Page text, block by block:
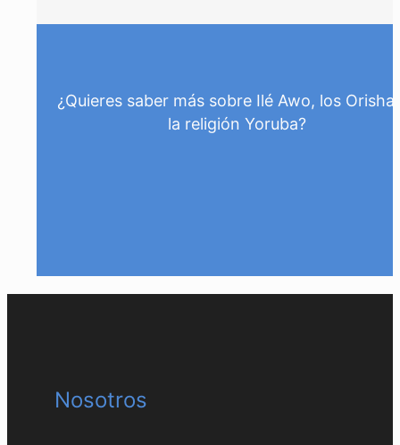
¿Quieres saber más sobre Ilé Awo, los
la religión Yoruba?
Nosotros